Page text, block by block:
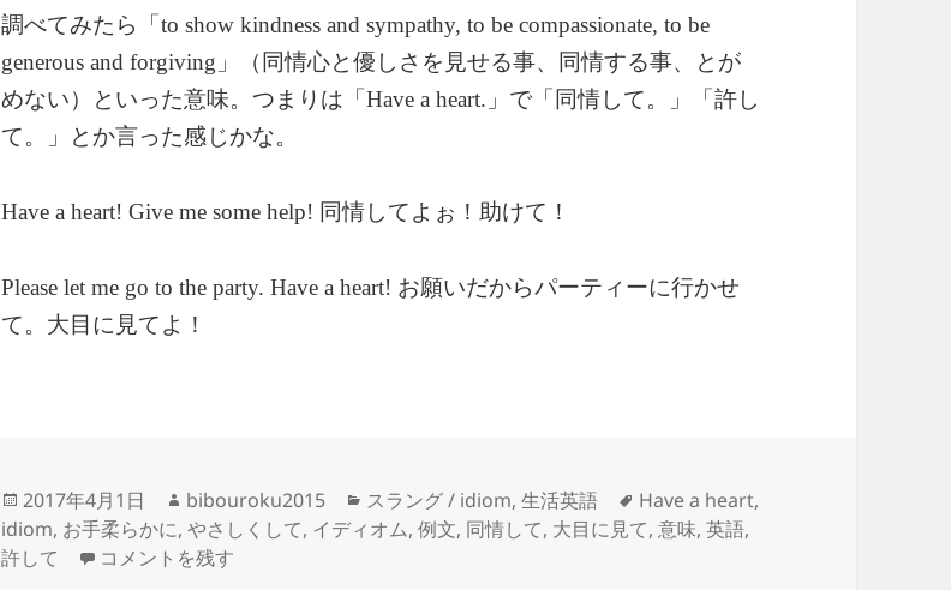
調べてみたら「to show kindness and sympathy, to be compassionate, to be
generous and forgiving 」（同情心と優しさを見せる事、同情する事、とが
めない）といった意味。つまりは「Have a heart. 」で「同情して。」「許し
て。」とか言った感じかな。
Have a heart! Give me some help! 同情してよぉ！助けて！
Please let me go to the party. Have a heart! お願いだからパーティーに行かせ
て。大目に見てよ！
投
稿
日:
2017年4月1日
作
成
者
bibouroku2015
カ
テ
スラング / idiom,生活英語
タ
グ
Have a heart,
idiom, お手柔らかに,やさしくして, イディオム,例文, 同情して, 大目に見て,意味,英語,
許して
-Have a heart.- 同情して。お手柔らかに。大目に見て。許して。やさしくして。 に
コメントを残す